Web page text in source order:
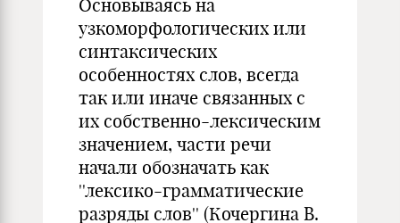
Основываясь на
узкоморфологических или
синтаксических
особенностях слов, всегда
так или иначе связанных с
их собственно-лексическим
значением, части речи
начали обозначать как
''лексико-грамматические
разряды слов'' (Кочергина В.